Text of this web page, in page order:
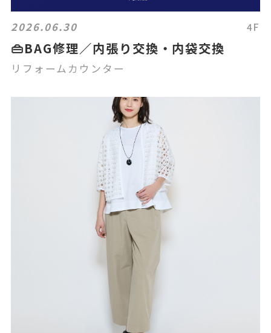
2026.06.30 4F
👜BAG修理／内張り交換・内袋交換
リフォームカウンター